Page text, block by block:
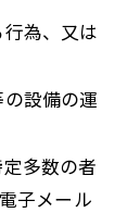
為、又は
設備の運
多数の者
子メール